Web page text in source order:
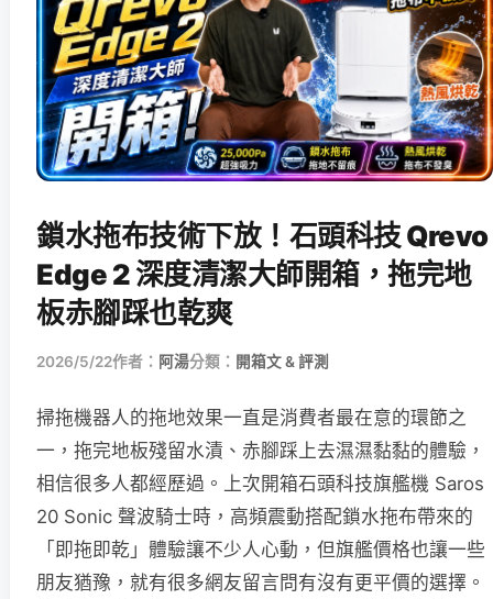
鎖水拖布技術下放！石頭科技 Qrevo
Edge 2 深度清潔大師開箱，拖完地
板赤腳踩也乾爽
2026/5/22作者： 阿湯分類： 開箱文 & 評測
掃拖機器人的拖地效果一直是消費者最在意的環節之
一，拖完地板殘留水漬、赤腳踩上去濕濕黏黏的體驗，
相信很多人都經歷過。上次開箱石頭科技旗艦機 Saros
20 Sonic 聲波騎士時，高頻震動搭配鎖水拖布帶來的
「即拖即乾」體驗讓不少人心動，但旗艦價格也讓一些
朋友猶豫，就有很多網友留言問有沒有更平價的選擇。